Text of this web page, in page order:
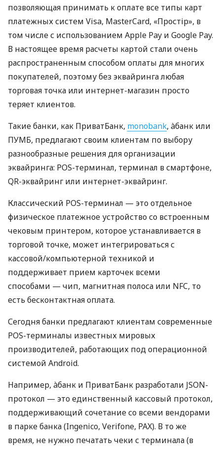
позволяющая принимать к оплате все типы карт
платежных систем Visa, MasterCard, «Простір», в
том числе с использованием Apple Pay и Google Pay.
В настоящее время расчеты картой стали очень
распространенным способом оплаты для многих
покупателей, поэтому без эквайринга любая
торговая точка или интернет-магазин просто
теряет клиентов.
Такие банки, как ПриватБанк, monobank, àбанк или
ПУМБ, предлагают своим клиентам по выбору
разнообразные решения для организации
эквайринга: POS-терминал, терминал в смартфоне,
QR-эквайринг или интернет-эквайринг.
Классический POS-терминал — это отдельное
физическое платежное устройство со встроенным
чековым принтером, которое устанавливается в
торговой точке, может интегрироваться с
кассовой/компьютерной техникой и
поддерживает прием карточек всеми
способами — чип, магнитная полоса или NFC, то
есть бесконтактная оплата.
Сегодня банки предлагают клиентам современные
POS-терминалы известных мировых
производителей, работающих под операционной
системой Android.
Например, àбанк и ПриватБанк разработали JSON-
протокол — это единственный кассовый протокол,
поддерживающий сочетание со всеми вендорами
в парке банка (Ingenico, Verifone, PAX). В то же
время, не нужно печатать чеки с терминала (в